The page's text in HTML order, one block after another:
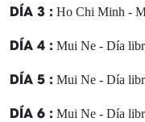
DÍA 3 : Ho Chi Minh -
DÍA 4 : Mui Ne - Día
DÍA 5 : Mui Ne - Día
DÍA 6 : Mui Ne - Día